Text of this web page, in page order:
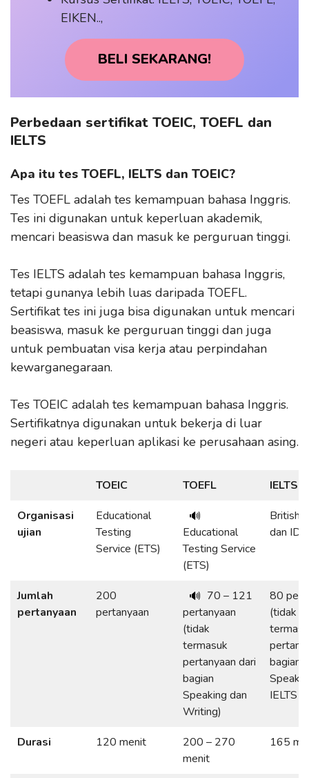
EIKEN..,
BELI SEKARANG!
Perbedaan sertifikat TOEIC, TOEFL dan
IELTS
Apa itu tes TOEFL, IELTS dan TOEIC?
Tes TOEFL adalah tes kemampuan bahasa Inggris.
Tes ini digunakan untuk keperluan akademik,
mencari beasiswa dan masuk ke perguruan tinggi.
Tes IELTS adalah tes kemampuan bahasa Inggris,
tetapi gunanya lebih luas daripada TOEFL.
Sertifikat tes ini juga bisa digunakan untuk mencari
beasiswa, masuk ke perguruan tinggi dan juga
untuk pembuatan visa kerja atau perpindahan
kewarganegaraan.
Tes TOEIC adalah tes kemampuan bahasa Inggris.
Sertifikatnya digunakan untuk bekerja di luar
negeri atau keperluan aplikasi ke perusahaan asing.
TOEIC TOEFL
IELTS
Organisasi
ujian
Educational
Testing
Service (ETS)
🔊
Educational
Testing Service
(ETS)
British
dan IDP
Jumlah
pertanyaan
200
pertanyaan
🔊 70 – 121
pertanyaan
(tidak
termasuk
pertanyaan dari
bagian
Speaking dan
Writing)
80
(tidak
bagian
IELTS
Durasi 120 menit
200 – 270
menit
165